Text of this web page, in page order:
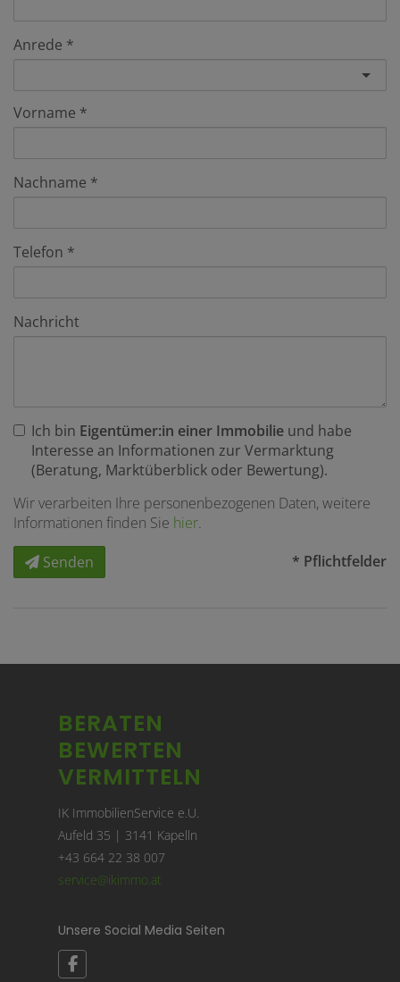
Anrede
Vorname
Nachname
Telefon
Nachricht
Ich bin Eigentümer:in einer Immobilie und habe
Interesse an Informationen zur Vermarktung
(Beratung, Marktüberblick oder Bewertung).
Wir verarbeiten Ihre personenbezogenen Daten, weitere
Informationen finden Sie hier.
Senden
* Pflichtfelder
BERATEN
BEWERTEN
VERMITTELN
IK ImmobilienService e.U.
Aufeld 35 | 3141 Kapelln
+43 664 22 38 007
service@ikimmo.at
Unsere Social Media Seiten